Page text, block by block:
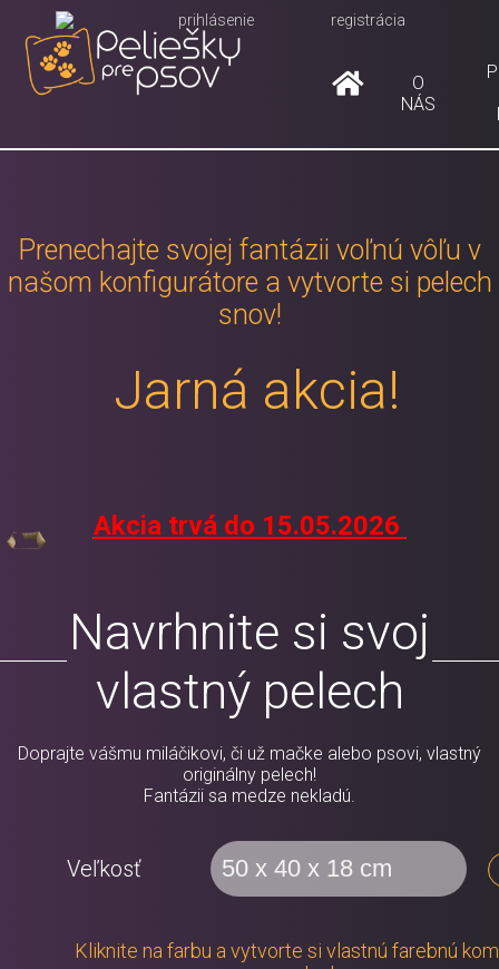
O
NÁS
prihlásenie registrácia
Prenechajte svojej fantázii voľnú vôľu v
našom konfigurátore a vytvorte si pelech
snov!
Jarná akcia!
Akcia trvá do 15.05.2026
Navrhnite si svoj
vlastný pelech
Doprajte vášmu miláčikovi, či už mačke alebo psovi, vlastný
originálny pelech!
Fantázii sa medze nekladú.
Veľkosť
Kliknite na farbu a vytvorte si vlastnú farebnú